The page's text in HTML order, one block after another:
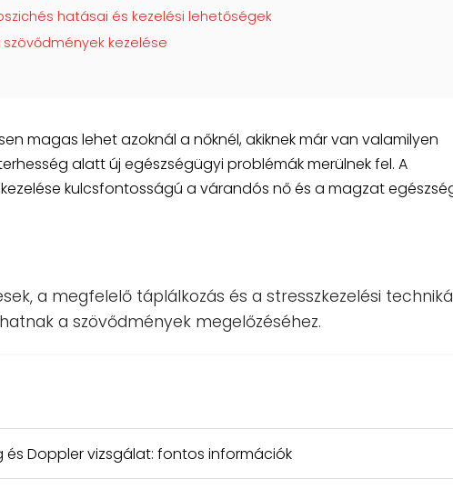
hatásai és kezelési lehetőségek
kezelése
magas lehet azoknál a nőknél, akiknek már van valamilyen
alatt új egészségügyi problémák merülnek fel. A
kulcsfontosságú a várandós nő és a magzat
a megfelelő táplálkozás és a stresszkezelési
a szövődmények megelőzéséhez.
Doppler vizsgálat: fontos információk